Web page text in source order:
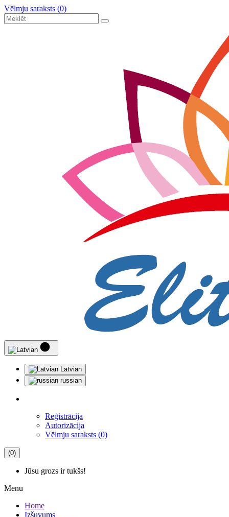
Vēlmju saraksts (0)
Latvian
russian
Reģistrācija
Autorizācija
Vēlmju saraksts (0)
(0)
Jūsu grozs ir tukšs!
Menu
Home
Izšuvums